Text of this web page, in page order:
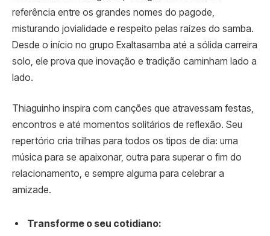
referência entre os grandes nomes do pagode,
misturando jovialidade e respeito pelas raízes do samba.
Desde o início no grupo Exaltasamba até a sólida carreira
solo, ele prova que inovação e tradição caminham lado a
lado.
Thiaguinho inspira com canções que atravessam festas,
encontros e até momentos solitários de reflexão. Seu
repertório cria trilhas para todos os tipos de dia: uma
música para se apaixonar, outra para superar o fim do
relacionamento, e sempre alguma para celebrar a
amizade.
Transforme o seu cotidiano: